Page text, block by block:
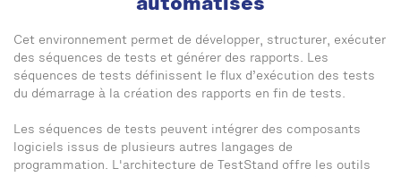
automatisés
Cet environnement permet de développer, structurer, exécuter
des séquences de tests et générer des rapports. Les
séquences de tests définissent le flux d’exécution des tests
du démarrage à la création des rapports en fin de tests.
Les séquences de tests peuvent intégrer des composants
logiciels issus de plusieurs autres langages de
programmation. L'architecture de TestStand offre les outils